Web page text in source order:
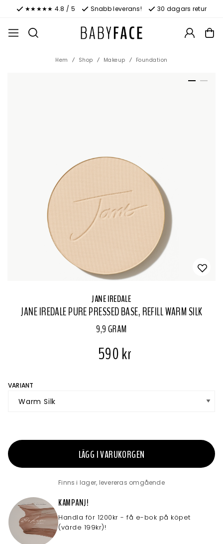
★★★★★ 4.8 / 5 Snabb leverans! 30 dagars retur
Hem Shop Makeup Foundation
JANE IREDALE
JANE IREDALE PURE PRESSED BASE, REFILL WARM SILK
9,9 GRAM
590 kr
VARIANT
LÄGG I VARUKORGEN
Finns i lager, levereras omgående
KAMPANJ!
Handla för 1200kr - få e-bok på köpet
(värde 199kr)!